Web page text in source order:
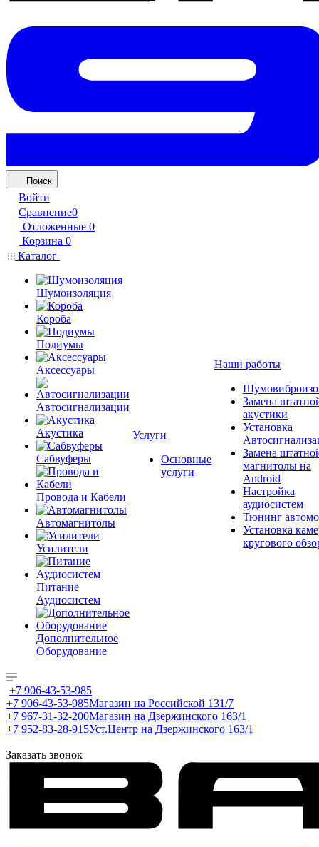
Поиск
Войти
Сравнение0
Отложенные 0
Корзина 0
Каталог
Шумоизоляция
Короба
Подиумы
Аксессуары
Автосигнализации
Акустика
Сабвуферы
Провода и Кабели
Автомагнитолы
Усилители
Питание
Аудиосистем
Дополнительное
Оборудование
Услуги
Основные
услуги
Наши работы
Замена
акустики
Установка
Замена
магнитолы на
Android
Настройка
аудиосистем
Тюнинг
Установка
кругового
+7 906-43-53-985
+7 906-43-53-985Магазин на Российской 131/7
+7 967-31-32-200Магазин на Дзержинского 163/1
+7 952-83-28-915Уст.Центр на Дзержинского 163/1
Заказать звонок